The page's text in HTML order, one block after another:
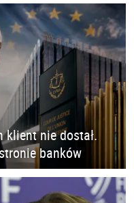
klient nie dostał.
banków